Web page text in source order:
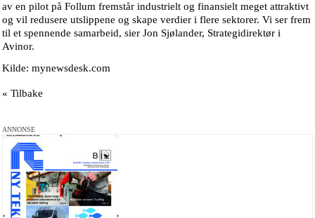
av en pilot på Follum fremstår industrielt og finansielt meget attraktivt
og vil redusere utslippene og skape verdier i flere sektorer. Vi ser frem
til et spennende samarbeid, sier Jon Sjølander, Strategidirektør i
Avinor.
Kilde: mynewsdesk.com
« Tilbake
ANNONSE